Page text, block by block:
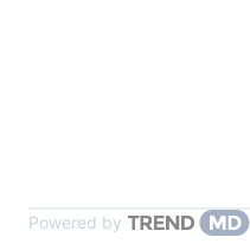
Powered by